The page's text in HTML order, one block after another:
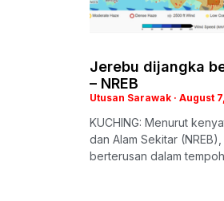
Jerebu dijangka
– NREB
Utusan Sarawak August
KUCHING: Menurut
dan Alam Sekitar
berterusan dalam